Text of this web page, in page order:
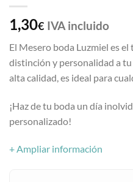
1,30€ IVA incluido
El Mesero boda Luzmiel es
distinción y personalidad a
alta calidad, es ideal para
¡Haz de tu boda un día
personalizado!
+ Ampliar información